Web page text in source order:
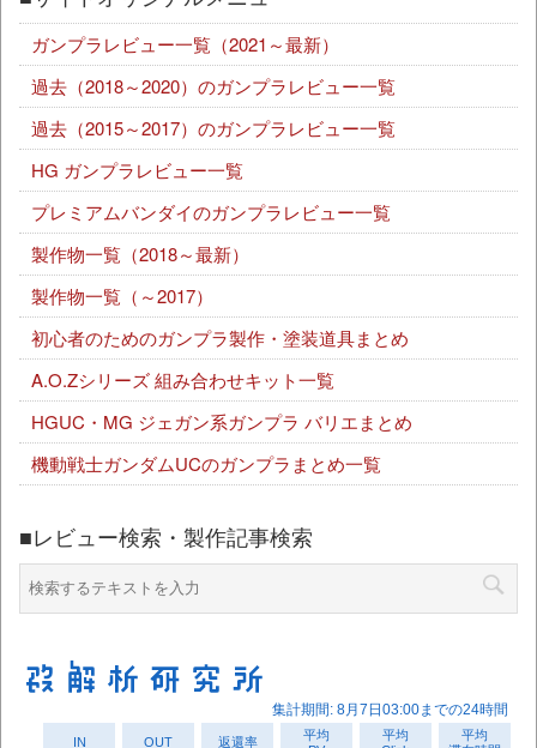
ガンプラレビュー一覧（2021～最新）
過去（2018～2020）のガンプラレビュー一覧
過去（2015～2017）のガンプラレビュー一覧
HG ガンプラレビュー一覧
プレミアムバンダイのガンプラレビュー一覧
製作物一覧（2018～最新）
製作物一覧（～2017）
初心者のためのガンプラ製作・塗装道具まとめ
A.O.Zシリーズ 組み合わせキット一覧
HGUC・MG ジェガン系ガンプラ バリエまとめ
機動戦士ガンダムUCのガンプラまとめ一覧
■レビュー検索・製作記事検索